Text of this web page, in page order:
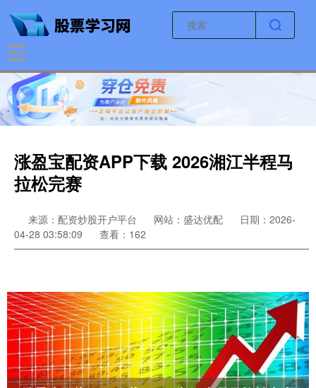
涨盈宝配资APP下载 2026湘江半程马
拉松完赛
来源：配资炒股开户平台 网站：盛达优配
日期：2026-
04-28 03:58:09
查看：162